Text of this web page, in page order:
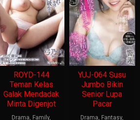
ROYD-144
Teman Kelas
Galak Mendadak
Minta Digenjot
Drama, Family,
YUJ-064 Susu
Jumbo Bikin
Senior Lupa
Pacar
Drama, Fantasy,